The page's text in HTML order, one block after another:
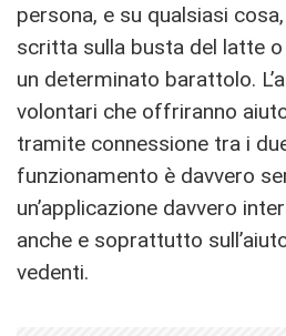
persona, e su qualsiasi
scritta sulla busta del latte
un determinato barattolo.
volontari che offriranno
tramite connessione tra i
funzionamento è davvero
un’applicazione davvero
anche e soprattutto
vedenti.